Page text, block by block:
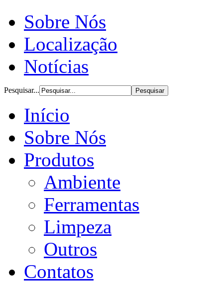
Sobre Nós
Localização
Notícias
Pesquisar...
Início
Sobre Nós
Produtos
Ambiente
Ferramentas
Limpeza
Outros
Contatos